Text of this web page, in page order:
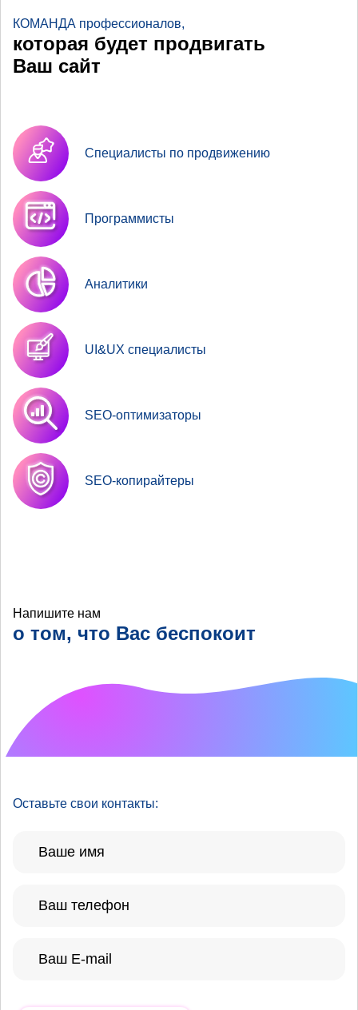
КОМАНДА профессионалов,
которая будет продвигать
Ваш сайт
Специалисты по продвижению
Программисты
Аналитики
UI&UX специалисты
SEO-оптимизаторы
SEO-копирайтеры
Напишите нам
о том, что Вас беспокоит
Оставьте свои контакты: